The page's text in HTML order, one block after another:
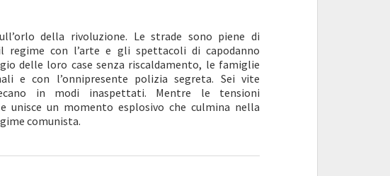
della rivoluzione. Le strade sono piene di
con l’arte e gli spettacoli di capodanno
delle loro case senza riscaldamento, le famiglie
e con l’onnipresente polizia segreta. Sei vite
in modi inaspettati. Mentre le tensioni
un momento esplosivo che culmina nella
comunista.